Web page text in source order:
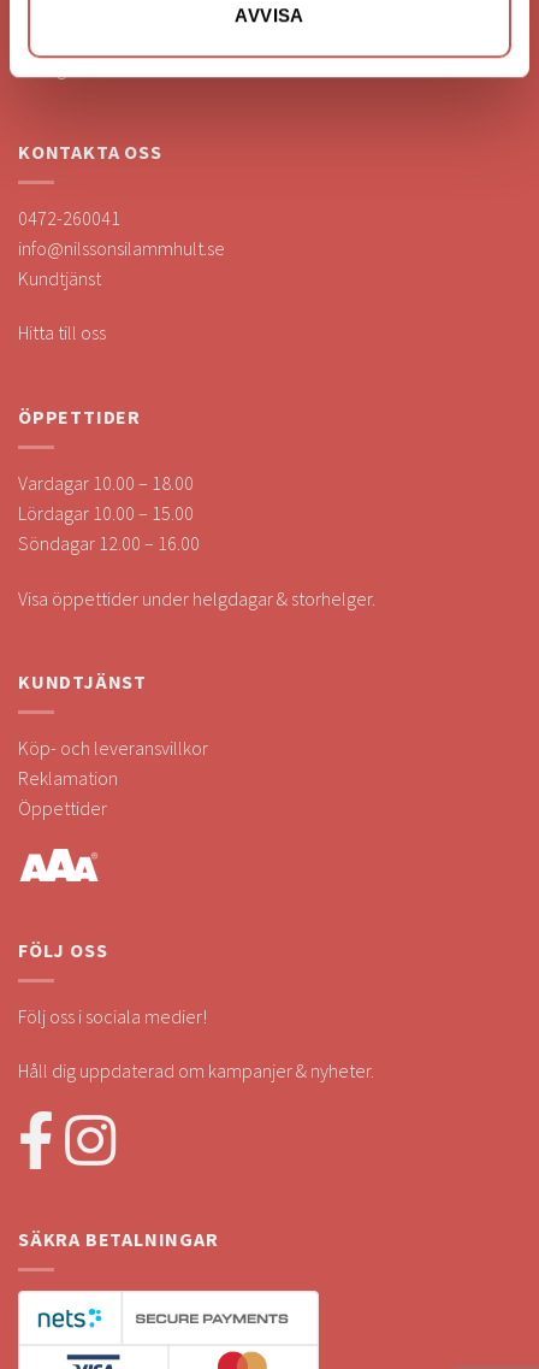
AVVISA
KONTAKTA OSS
0472-260041
info@nilssonsilammhult.se
Kundtjänst
Hitta till oss
ÖPPETTIDER
Vardagar 10.00 – 18.00
Lördagar 10.00 – 15.00
Söndagar 12.00 – 16.00
Visa öppettider under helgdagar & storhelger.
KUNDTJÄNST
Köp- och leveransvillkor
Reklamation
Öppettider
FÖLJ OSS
Följ oss i sociala medier!
Håll dig uppdaterad om kampanjer & nyheter.
SÄKRA BETALNINGAR